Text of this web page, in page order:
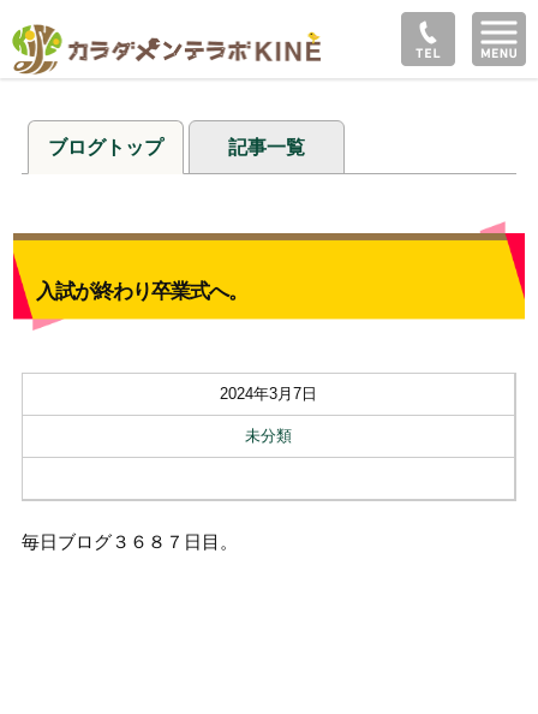
ブログトップ 記事一覧
入試が終わり卒業式へ。
2024年3月7日
未分類
毎日ブログ３６８７日目。